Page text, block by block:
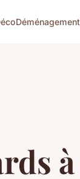
Déménagement